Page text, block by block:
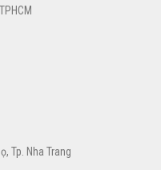
Tp. Nha Trang